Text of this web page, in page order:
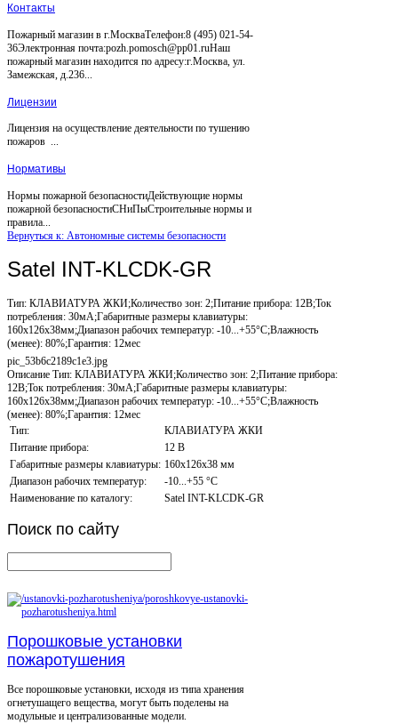
Контакты
Пожарный магазин в г.МоскваТелефон:8 (495) 021-54-
36Электронная почта:pozh.pomosch@pp01.ruНаш
пожарный магазин находится по адресу:г.Москва, ул.
Замежская, д.236...
Лицензии
Лицензия на осуществление деятельности по тушению
пожаров ...
Нормативы
Нормы пожарной безопасностиДействующие нормы
пожарной безопасностиСНиПыСтроительные нормы и
правила...
Вернуться к: Автономные системы безопасности
Satel INT-KLCDK-GR
Тип: КЛАВИАТУРА ЖКИ;Количество зон: 2;Питание прибора: 12В;Ток
потребления: 30мА;Габаритные размеры клавиатуры:
160x126x38мм;Диапазон рабочих температур: -10...+55°С;Влажность
(менее): 80%;Гарантия: 12мес
pic_53b6c2189c1e3.jpg
Описание Тип: КЛАВИАТУРА ЖКИ;Количество зон: 2;Питание прибора:
12В;Ток потребления: 30мА;Габаритные размеры клавиатуры:
160x126x38мм;Диапазон рабочих температур: -10...+55°С;Влажность
(менее): 80%;Гарантия: 12мес
Тип:
КЛАВИАТУРА ЖКИ
Питание прибора:
12 В
Габаритные размеры клавиатуры: 160x126x38 мм
Диапазон рабочих температур:
-10...+55 °С
Наименование по каталогу:
Satel INT-KLCDK-GR
Поиск по сайту
Порошковые установки
пожаротушения
Все порошковые установки, исходя из типа хранения
огнетушащего вещества, могут быть поделены на
модульные и централизованные модели.